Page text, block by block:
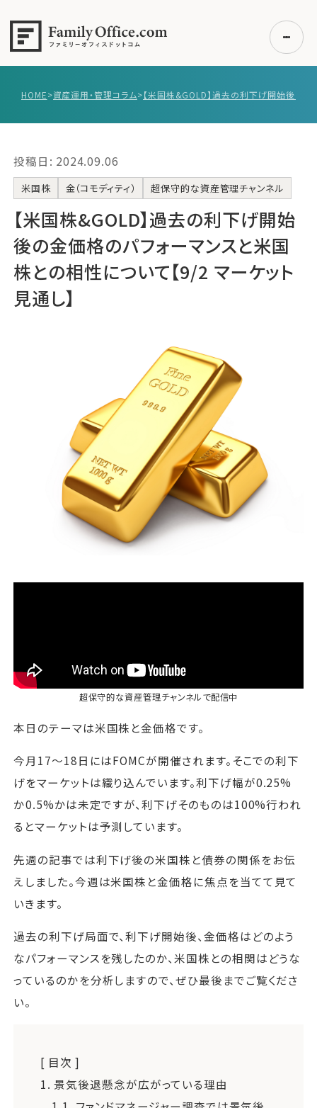
事例紹介
エキスパート一覧
無料講座
コラム
利用者の声
無料ご相談
ファミリーオフィスとは
関連書籍
メールマガジン登録
よくある質問
HOME>資産運用・管理コラム>
投稿日: 2024.09.06
米国株 金（コモディティ） 超保守的な資産管理チャンネル
【米国株&GOLD】‌‌過去の利下げ開始
後の金価格のパフォーマンスと米国
株との相性について【9/2 マーケット
見通し】
超保守的な資産管理チャンネルで配信中
本日のテーマは米国株と金価格です。
今月17～18日にはFOMCが開催されます。そこでの利下
げをマーケットは織り込んでいます。利下げ幅が0.25%
か0.5%かは未定ですが、利下げそのものは100%行われ
るとマーケットは予測しています。
先週の記事では利下げ後の米国株と債券の関係をお伝
えしました。今週は米国株と金価格に焦点を当てて見て
いきます。
過去の利下げ局面で、利下げ開始後、金価格はどのよう
なパフォーマンスを残したのか、米国株との相関はどうな
っているのかを分析しますので、ぜひ最後までご覧くださ
い。
[ 目次 ]
1. 景気後退懸念が広がっている理由